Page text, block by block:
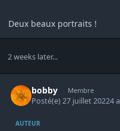
Deux beaux portraits !
2 weeks later...
bobby Membre
Posté(e)27 juillet 20224 a
AUTEUR